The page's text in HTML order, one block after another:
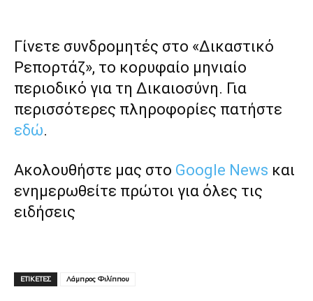
Γίνετε συνδρομητές στο «Δικαστικό
Ρεπορτάζ», το κορυφαίο μηνιαίο
περιοδικό για τη Δικαιοσύνη. Για
περισσότερες πληροφορίες πατήστε
εδώ.
Ακολουθήστε μας στο Google News και
ενημερωθείτε πρώτοι για όλες τις
ειδήσεις
ΕΤΙΚΕΤΕΣ Λάμπρος Φιλίππου